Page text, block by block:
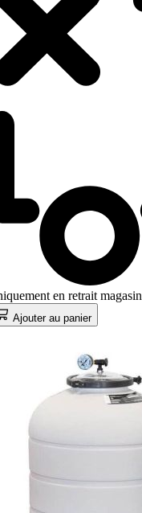
en retrait magasin
Ajouter au panier